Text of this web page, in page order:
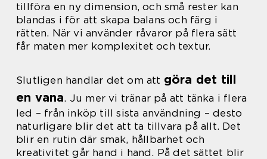
tillföra en ny dimension, och små rester kan
blandas i för att skapa balans och färg i
rätten. När vi använder råvaror på flera sätt
får maten mer komplexitet och textur.
Slutligen handlar det om att göra det till
en vana. Ju mer vi tränar på att tänka i flera
led – från inköp till sista användning – desto
naturligare blir det att ta tillvara på allt. Det
blir en rutin där smak, hållbarhet och
kreativitet går hand i hand. På det sättet blir